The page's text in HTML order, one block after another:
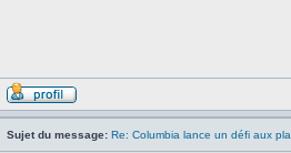
Sujet du message: Re: Columbia lance un défi aux